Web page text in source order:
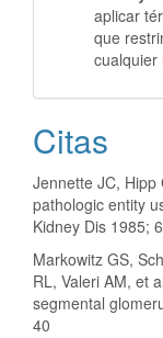
aplicar
que
cualquier
Citas
Jennette JC,
pathologic entity
Kidney Dis 1985;
Markowitz GS,
RL, Valeri AM, et
segmental
40